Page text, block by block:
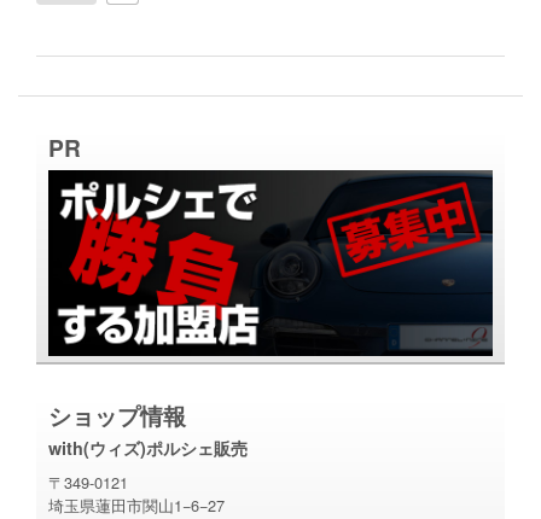
PR
ショップ情報
with(ウィズ)ポルシェ販売
〒349-0121
埼玉県蓮田市関山1−6−27